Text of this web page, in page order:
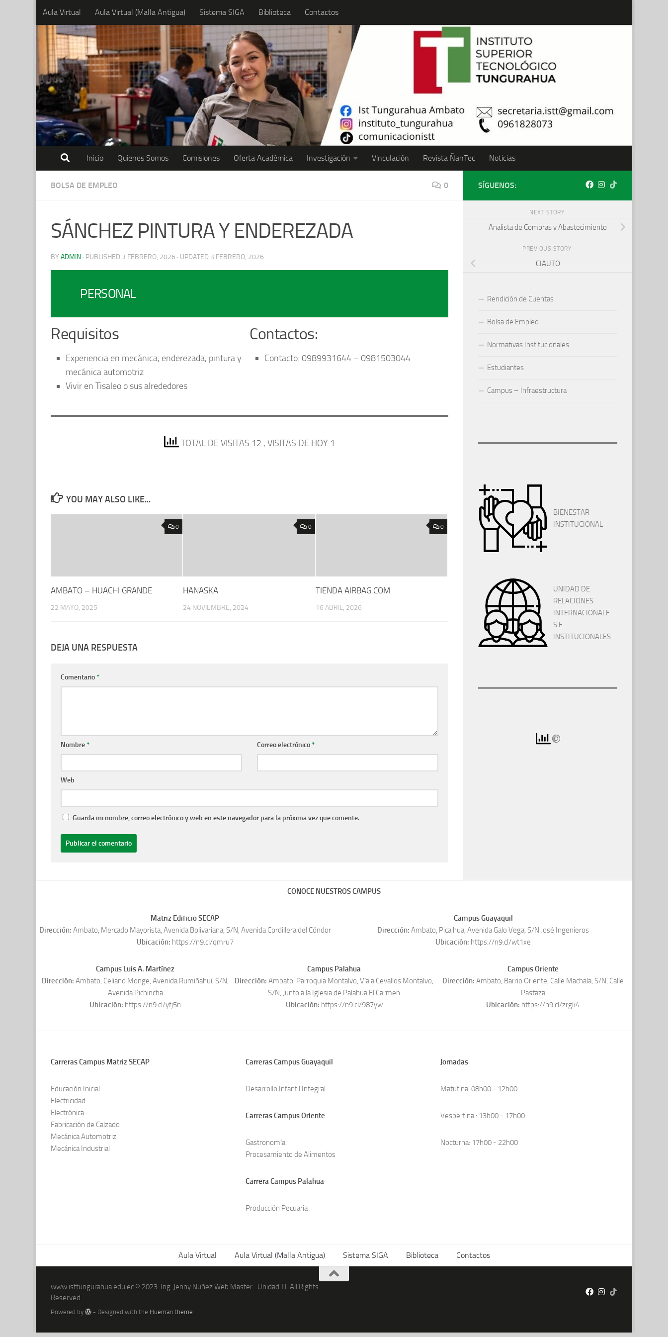
Skip to content
Aula Virtual Aula Virtual (Malla Antigua) Sistema SIGA Biblioteca Contactos
Inicio Quienes Somos Comisiones Oferta Académica Investigación Vinculación Revista ÑanTec Noticias
BOLSA DE EMPLEO 0
SÁNCHEZ PINTURA Y ENDEREZADA
BY ADMIN · PUBLISHED 3 FEBRERO, 2026 · UPDATED 3 FEBRERO, 2026
PERSONAL
Requisitos
Experiencia en mecánica, enderezada, pintura y
mecánica automotriz
Vivir en Tisaleo o sus alrededores
Contactos:
Contacto: 0989931644 – 0981503044
TOTAL DE VISITAS 12 , VISITAS DE HOY 1
YOU MAY ALSO LIKE...
0
AMBATO – HUACHI GRANDE
22 MAYO, 2025
0
HANASKA
24 NOVIEMBRE, 2024
0
TIENDA AIRBAG.COM
16 ABRIL, 2026
DEJA UNA RESPUESTA
Comentario*
Nombre* Correo electrónico*
Web
Guarda mi nombre, correo electrónico y web en este navegador para la próxima vez que comente.
SÍGUENOS:
NEXT STORY
Analista de Compras y Abastecimiento
PREVIOUS STORY
CIAUTO
Rendición de Cuentas
Bolsa de Empleo
Normativas Institucionales
Estudiantes
Campus – Infraestructura
BIENESTAR
INSTITUCIONAL
UNIDAD DE
RELACIONES
INTERNACIONALE
S E
INSTITUCIONALES
CONOCE NUESTROS CAMPUS
Matriz Edificio SECAP
Dirección: Ambato, Mercado Mayorista, Avenida Bolivariana, S/N, Avenida Cordillera del Cóndor
Ubicación: https://n9.cl/qmru7
Campus Guayaquil
Dirección: Ambato, Picaihua, Avenida Galo Vega, S/N José Ingenieros
Ubicación: https://n9.cl/wt1xe
Campus Luis A. Martínez
Dirección: Ambato, Celiano Monge, Avenida Rumiñahui, S/N,
Avenida Pichincha
Ubicación: https://n9.cl/yfj5n
Campus Palahua
Dirección: Ambato, Parroquia Montalvo, Vía a Cevallos Montalvo,
S/N, Junto a la Iglesia de Palahua El Carmen
Ubicación: https://n9.cl/987yw
Campus Oriente
Dirección: Ambato, Barrio Oriente, Calle Machala, S/N, Calle
Pastaza
Ubicación: https://n9.cl/zrgk4
Carreras Campus Matriz SECAP
Educación Inicial
Electricidad
Electrónica
Fabricación de Calzado
Mecánica Automotriz
Mecánica Industrial
Carreras Campus Guayaquil
Desarrollo Infantil Integral
Carreras Campus Oriente
Gastronomía
Procesamiento de Alimentos
Carrera Campus Palahua
Producción Pecuaria
Jornadas
Matutina: 08h00 - 12h00
Vespertina : 13h00 - 17h00
Nocturna: 17h00 - 22h00
Aula Virtual Aula Virtual (Malla Antigua) Sistema SIGA Biblioteca Contactos
www.isttungurahua.edu.ec © 2023. Ing. Jenny Nuñez Web Master- Unidad TI. All Rights
Reserved.
Powered by - Designed with the Hueman theme